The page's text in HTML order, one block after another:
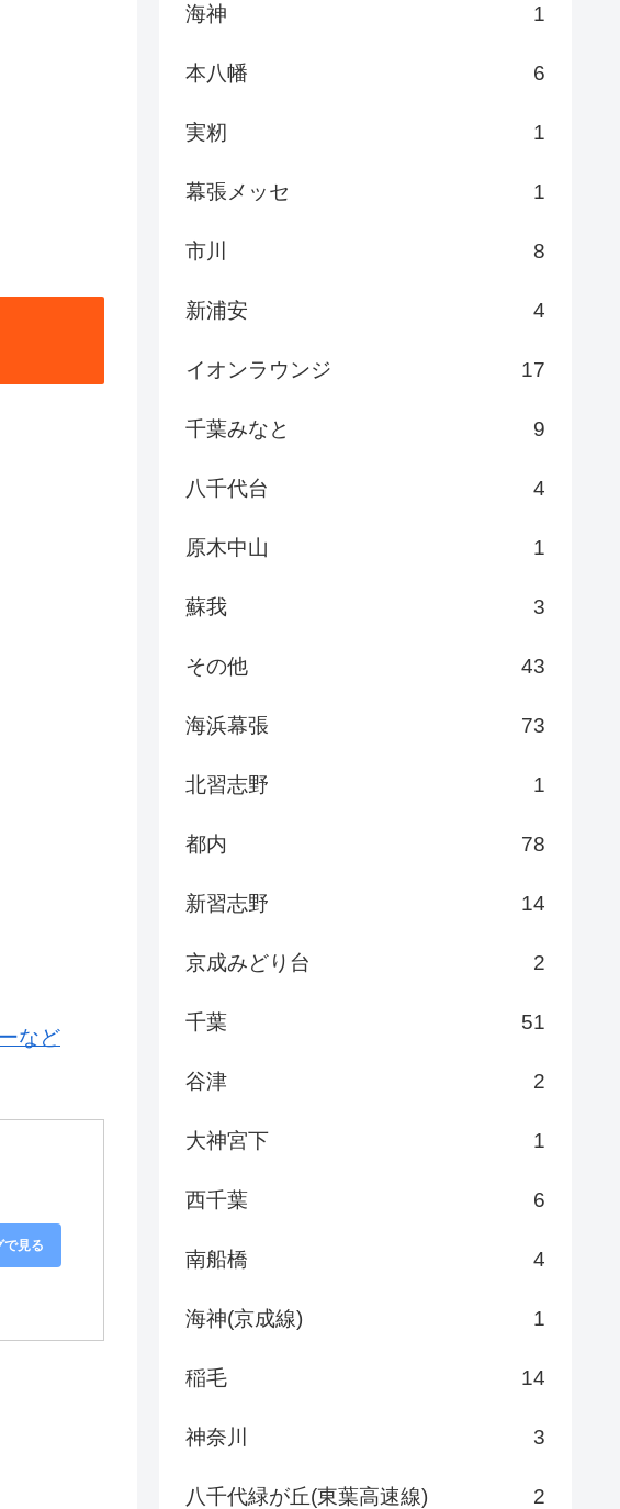
など
で見る
海神 1
本八幡 6
実籾 1
幕張メッセ 1
市川 8
新浦安 4
イオンラウンジ 17
千葉みなと 9
八千代台 4
原木中山 1
蘇我 3
その他 43
海浜幕張 73
北習志野 1
都内 78
新習志野 14
京成みどり台 2
千葉 51
谷津 2
大神宮下 1
西千葉 6
南船橋 4
海神(京成線) 1
稲毛 14
神奈川 3
八千代緑が丘(東葉高速線) 2